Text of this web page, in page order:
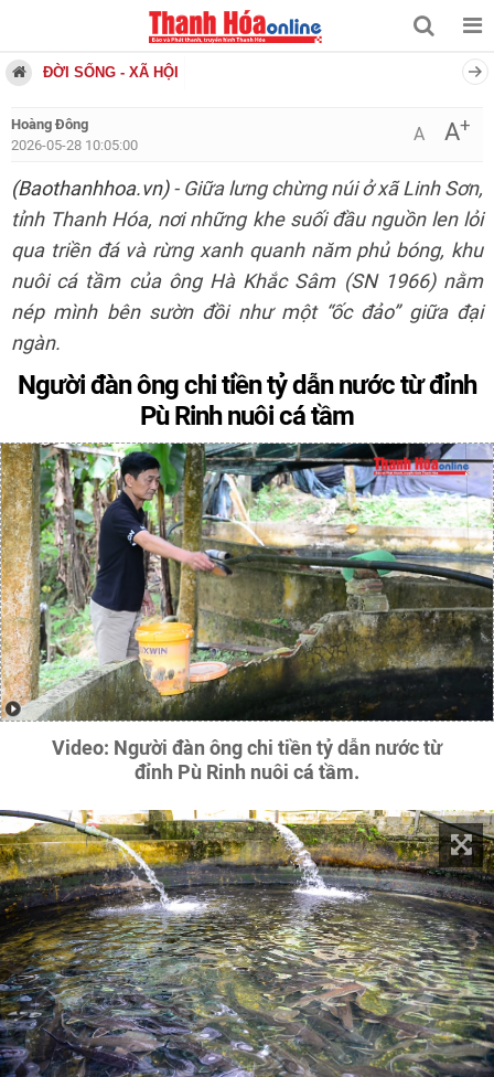
ĐỜI SỐNG - XÃ HỘI
Hoàng Đông
2026-05-28 10:05:00
A A+
(Baothanhhoa.vn)- Giữa lưng chừng núi ở xã Linh Sơn,
tỉnh Thanh Hóa, nơi những khe suối đầu nguồn len lỏi
qua triền đá và rừng xanh quanh năm phủ bóng, khu
nuôi cá tầm của ông Hà Khắc Sâm (SN 1966) nằm
nép mình bên sườn đồi như một “ốc đảo” giữa đại
ngàn.
Người đàn ông chi tiền tỷ dẫn nước từ đỉnh
Pù Rinh nuôi cá tầm
Video: Người đàn ông chi tiền tỷ dẫn nước từ
đỉnh Pù Rinh nuôi cá tầm.